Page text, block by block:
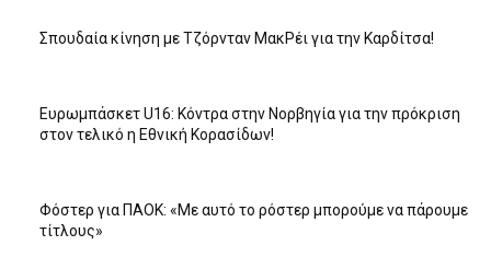
Σπουδαία κίνηση με Τζόρνταν ΜακΡέι για την Καρδίτσα!
Ευρωμπάσκετ U16: Κόντρα στην Νορβηγία για την πρόκριση
στον τελικό η Εθνική Κορασίδων!
Φόστερ για ΠΑΟΚ: «Με αυτό το ρόστερ μπορούμε να πάρουμε
τίτλους»